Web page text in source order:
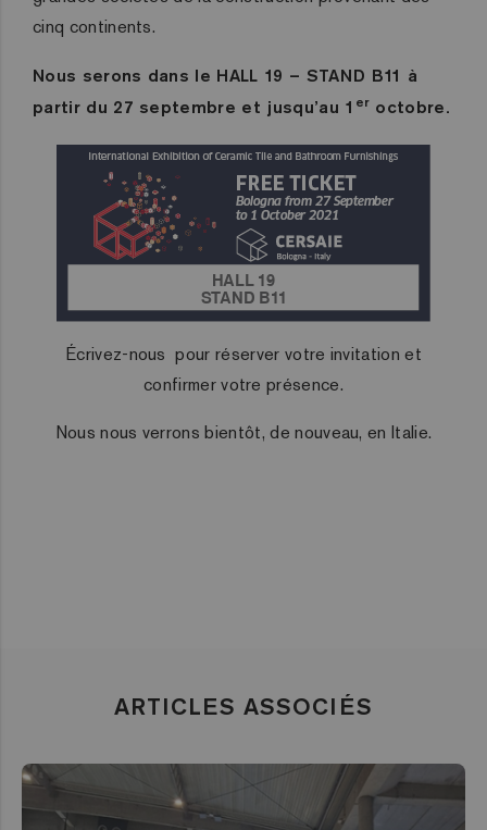
cinq continents.
Nous serons dans le HALL 19 – STAND B11 à
partir du 27 septembre et jusqu’au 1 er octobre.
Écrivez-nous pour réserver votre invitation et
confirmer votre présence.
Nous nous verrons bientôt, de nouveau, en Italie.
ARTICLES ASSOCIÉS